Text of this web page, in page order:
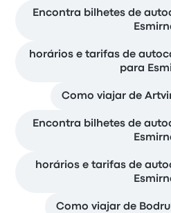
Encontra bilhetes de
horários e tarifas de
para
Como viajar de
Encontra bilhetes de
horários e tarifas de
Como viajar de